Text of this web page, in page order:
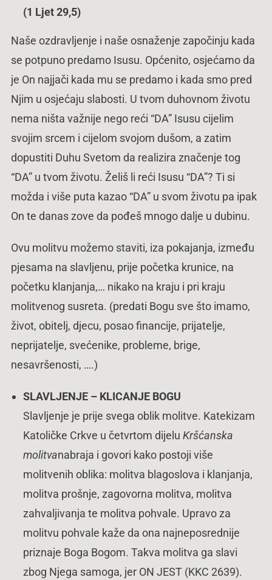
(1 Ljet 29,5)
Naše ozdravljenje i naše osnaženje započinju kada
se potpuno predamo Isusu. Općenito, osjećamo da
je On najjači kada mu se predamo i kada smo pred
Njim u osjećaju slabosti. U tvom duhovnom životu
nema ništa važnije nego reći “DA” Isusu cijelim
svojim srcem i cijelom svojom dušom, a zatim
dopustiti Duhu Svetom da realizira značenje tog
“DA” u tvom životu. Želiš li reći Isusu “DA”? Ti si
možda i više puta kazao “DA” u svom životu pa ipak
On te danas zove da pođeš mnogo dalje u dubinu.
Ovu molitvu možemo staviti, iza pokajanja, između
pjesama na slavljenu, prije početka krunice, na
početku klanjanja,… nikako na kraju i pri kraju
molitvenog susreta. (predati Bogu sve što imamo,
život, obitelj, djecu, posao financije, prijatelje,
neprijatelje, svećenike, probleme, brige,
nesavršenosti, ….)
SLAVLJENJE– KLICANJE BOGU
Slavljenje je prije svega oblik molitve. Katekizam
Katoličke Crkve u četvrtom dijelu Kršćanska
molitvanabraja i govori kako postoji više
molitvenih oblika: molitva blagoslova i klanjanja,
molitva prošnje, zagovorna molitva, molitva
zahvaljivanja te molitva pohvale. Upravo za
molitvu pohvale kaže da ona najneposrednije
priznaje Boga Bogom. Takva molitva ga slavi
zbog Njega samoga, jer ON JEST (KKC 2639).